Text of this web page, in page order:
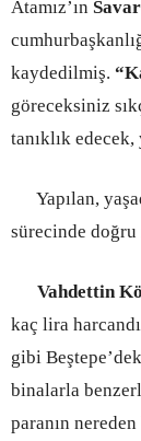
Atamız’ın
kaydedilmiş.
göreceksiniz
tanıklık edecek,
Yapılan,
sürecinde
Vahdettin
kaç lira
gibi
binalarla
paranın